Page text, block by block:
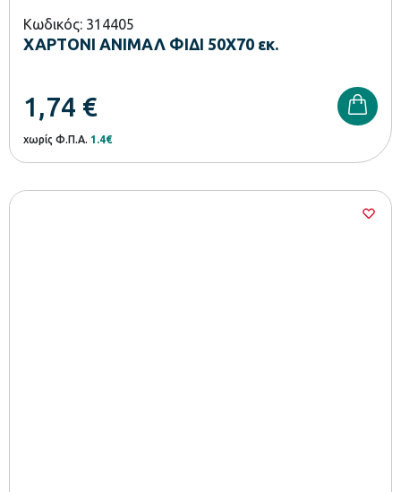
Κωδικός: 314405
ΧΑΡΤΟΝΙ ΑΝΙΜΑΛ ΦΙΔΙ 50Χ70 εκ.
1,74 €
χωρίς Φ.Π.Α. 1.4€